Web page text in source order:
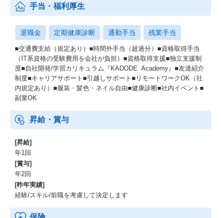
手当・福利厚生
退職金 定期健康診断 通勤手当 残業手当
■交通費支給（規定あり）■時間外手当（超過分）■資格取得手当
（IT系資格の受験費用を会社が負担）■資格取得支援■独立支援制
度■自社開発/学習カリキュラム『KADODE Academy』■友達紹介
制度■キャリアサポート■引越しサポート■リモートワークOK（社
内規定あり）■服装・髪色・ネイル自由■健康診断■社内イベント■
副業OK
昇給・賞与
[昇給]
年1回
[賞与]
年2回
[昨年実績]
経験/スキル/前職を考慮して決定します